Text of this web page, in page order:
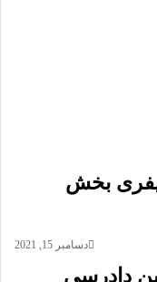
بخش
دسامبر 15, 2021
دادرسی